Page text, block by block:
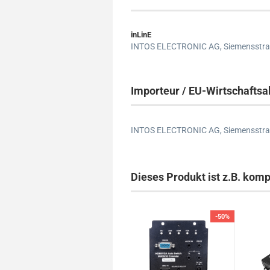
inLinE
INTOS ELECTRONIC AG,
Importeur / EU-
INTOS ELECTRONIC AG,
Dieses Produkt ist z.B.
-50%